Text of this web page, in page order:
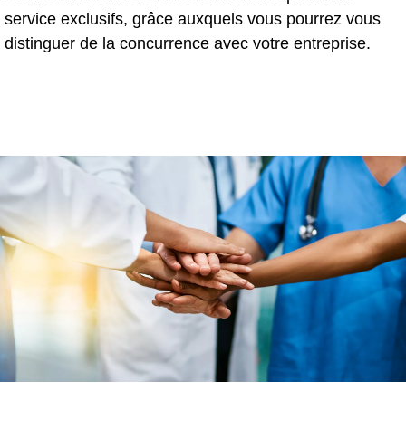
service exclusifs, grâce auxquels vous pourrez vous
distinguer de la concurrence avec votre entreprise.